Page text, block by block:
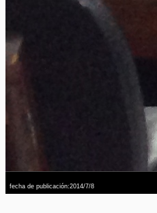
fecha de publicación:2014/7/8